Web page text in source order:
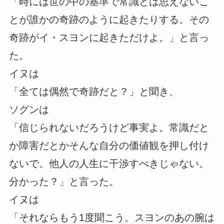
とが誰かの奇跡のように起きたりする。その
奇跡がイ・スヨンに起きただけよ。」と言っ
た。
イヌは
「全ては偶然で奇跡だと？」と聞き、
ソグンは
「信じられないだろうけど事実よ。常識だと
か障害だとかそんな自分の価値観を押し付け
ないで。他人の人生に干渉すべきじゃない。
分かった？」と言った。
イヌは
「それならもう1度聞こう。スヨンのあの腕は